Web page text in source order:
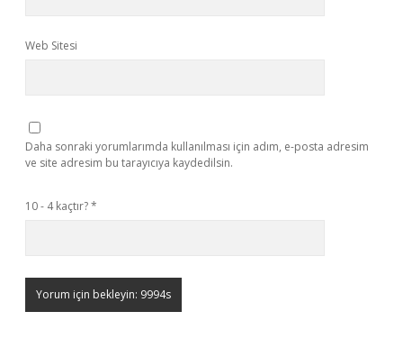
Web Sitesi
Daha sonraki yorumlarımda kullanılması için adım, e-posta adresim
ve site adresim bu tarayıcıya kaydedilsin.
10 - 4 kaçtır?*